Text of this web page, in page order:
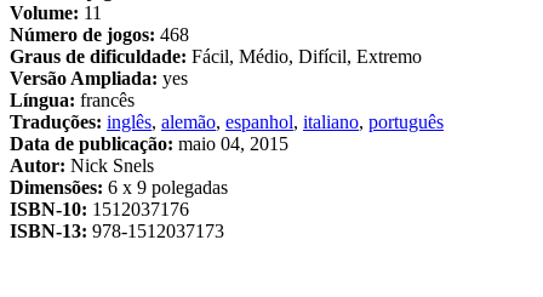
Volume: 11
Número de jogos: 468
Graus de dificuldade: Fácil, Médio, Difícil, Extremo
Versão Ampliada: yes
Língua: francês
Traduções: inglês, alemão, espanhol, italiano, português
Data de publicação: maio 04, 2015
Autor: Nick Snels
Dimensões: 6 x 9 polegadas
ISBN-10: 1512037176
ISBN-13: 978-1512037173